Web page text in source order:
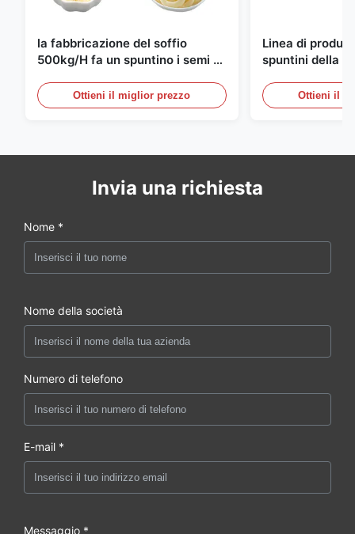
la fabbricazione del soffio
500kg/H fa un spuntino i semi di
automaticiOttieni il miglior prezzo
Linea di
spuntini della
10000pcs/8h
Ottieni il
Invia una richiesta
Nome *
Nome della società
Numero di telefono
E-mail *
Messaggio *